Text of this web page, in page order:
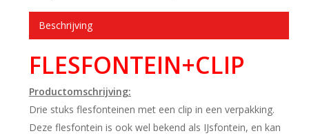
Beschrijving
FLESFONTEIN+CLIP
Productomschrijving:
Drie stuks flesfonteinen met een clip in een verpakking.
Deze flesfontein is ook wel bekend als IJsfontein, en kan